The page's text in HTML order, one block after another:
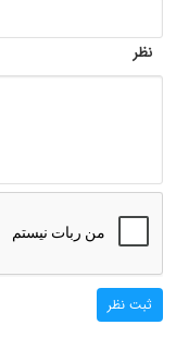
نظر
ثبت نظر